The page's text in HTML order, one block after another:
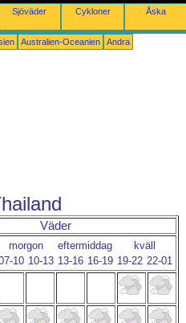
Sjöväder Cykloner Åska
Australien-Oceanien Andra
Väder
morgon eftermiddag
kväll
10 10-13 13-16 16-19 19-22 22-01